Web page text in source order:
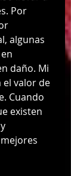
Por
algunas
daño. Mi
el valor de
Cuando
existen